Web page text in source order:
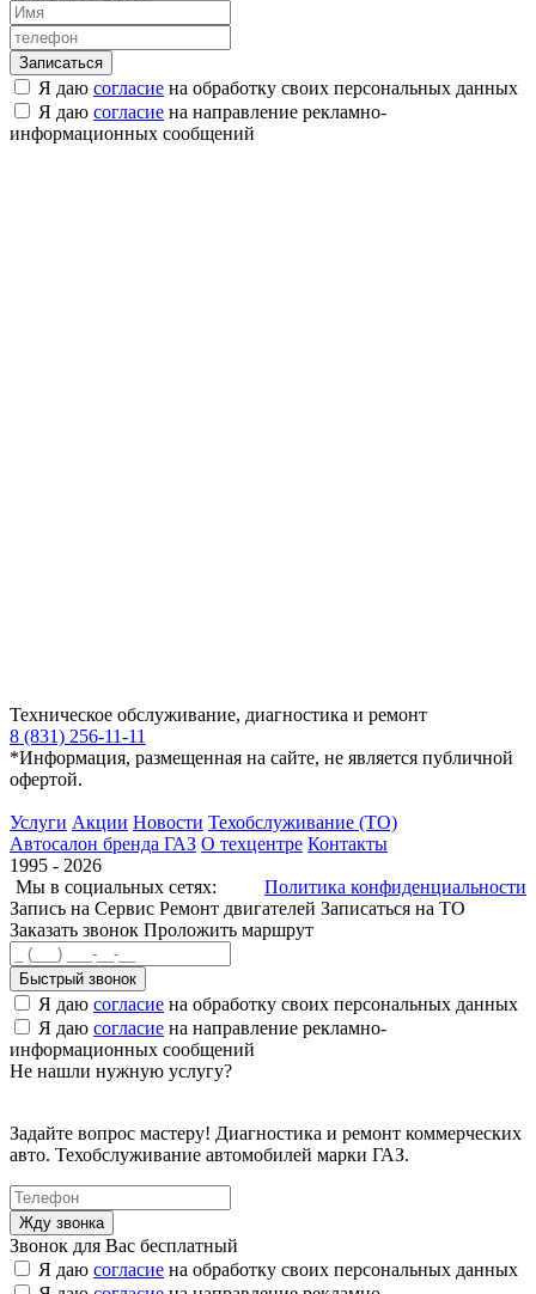
Я даю согласие на обработку своих персональных данных
Я даю согласие на направление рекламно-
информационных сообщений
Техническое обслуживание, диагностика и ремонт
8 (831) 256-11-11
*Информация, размещенная на сайте, не является публичной
офертой.
Услуги Акции Новости Техобслуживание (ТО)
Автосалон бренда ГАЗ О техцентре Контакты
1995 - 2026
Мы в социальных сетях:
Политика конфиденциальности
Запись на Сервис Ремонт двигателей Записаться на ТО
Заказать звонок Проложить маршрут
Быстрый звонок
Я даю согласие на обработку своих персональных данных
Я даю согласие на направление рекламно-
информационных сообщений
Не нашли нужную услугу?
Задайте вопрос мастеру! Диагностика и ремонт коммерческих
авто. Техобслуживание автомобилей марки ГАЗ.
Звонок для Вас бесплатный
Я даю согласие на обработку своих персональных данных